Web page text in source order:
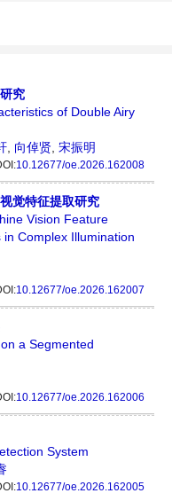
究
of Double Airy
, 向倬贤, 宋振明
10.12677/oe.2026.162008
觉特征提取研究
Vision Feature
Complex Illumination
10.12677/oe.2026.162007
a Segmented
10.12677/oe.2026.162006
System
10.12677/oe.2026.162005